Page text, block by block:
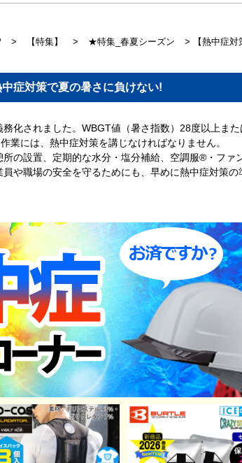
> 【特集】 > ★特集_春夏シーズン > 【熱中症対
症対策で夏の暑さに負けない!
化されました。WBGT値（暑さ指数）28度以上ま
業には、熱中症対策を講じなければなりません。
の設置、定期的な水分・塩分補給、空調服®・ファ
や職場の安全を守るためにも、早めに熱中症対策